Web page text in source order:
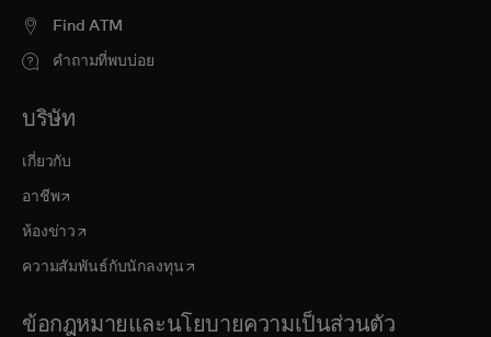
Find ATM
คำถามที่พบบ่อย
บริษัท
เกี่ยวกับ
อาชีพopens in a new tab
ห้องข่าว opens in a new tab
ความสัมพันธ์กับนักลงทุน opens in a new tab
ข้อกฎหมายและนโยบายความเป็นส่วนตัว